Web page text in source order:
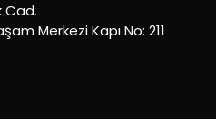
Cad.
Merkezi Kapı No: 211